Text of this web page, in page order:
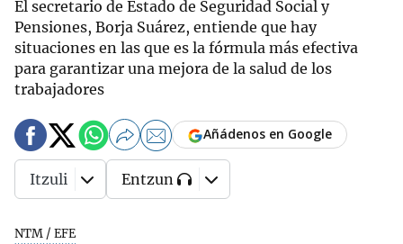
El secretario de Estado de Seguridad Social y
Pensiones, Borja Suárez, entiende que hay
situaciones en las que es la fórmula más efectiva
para garantizar una mejora de la salud de los
trabajadores
NTM / EFE
Añádenos en Google
Itzuli Entzun